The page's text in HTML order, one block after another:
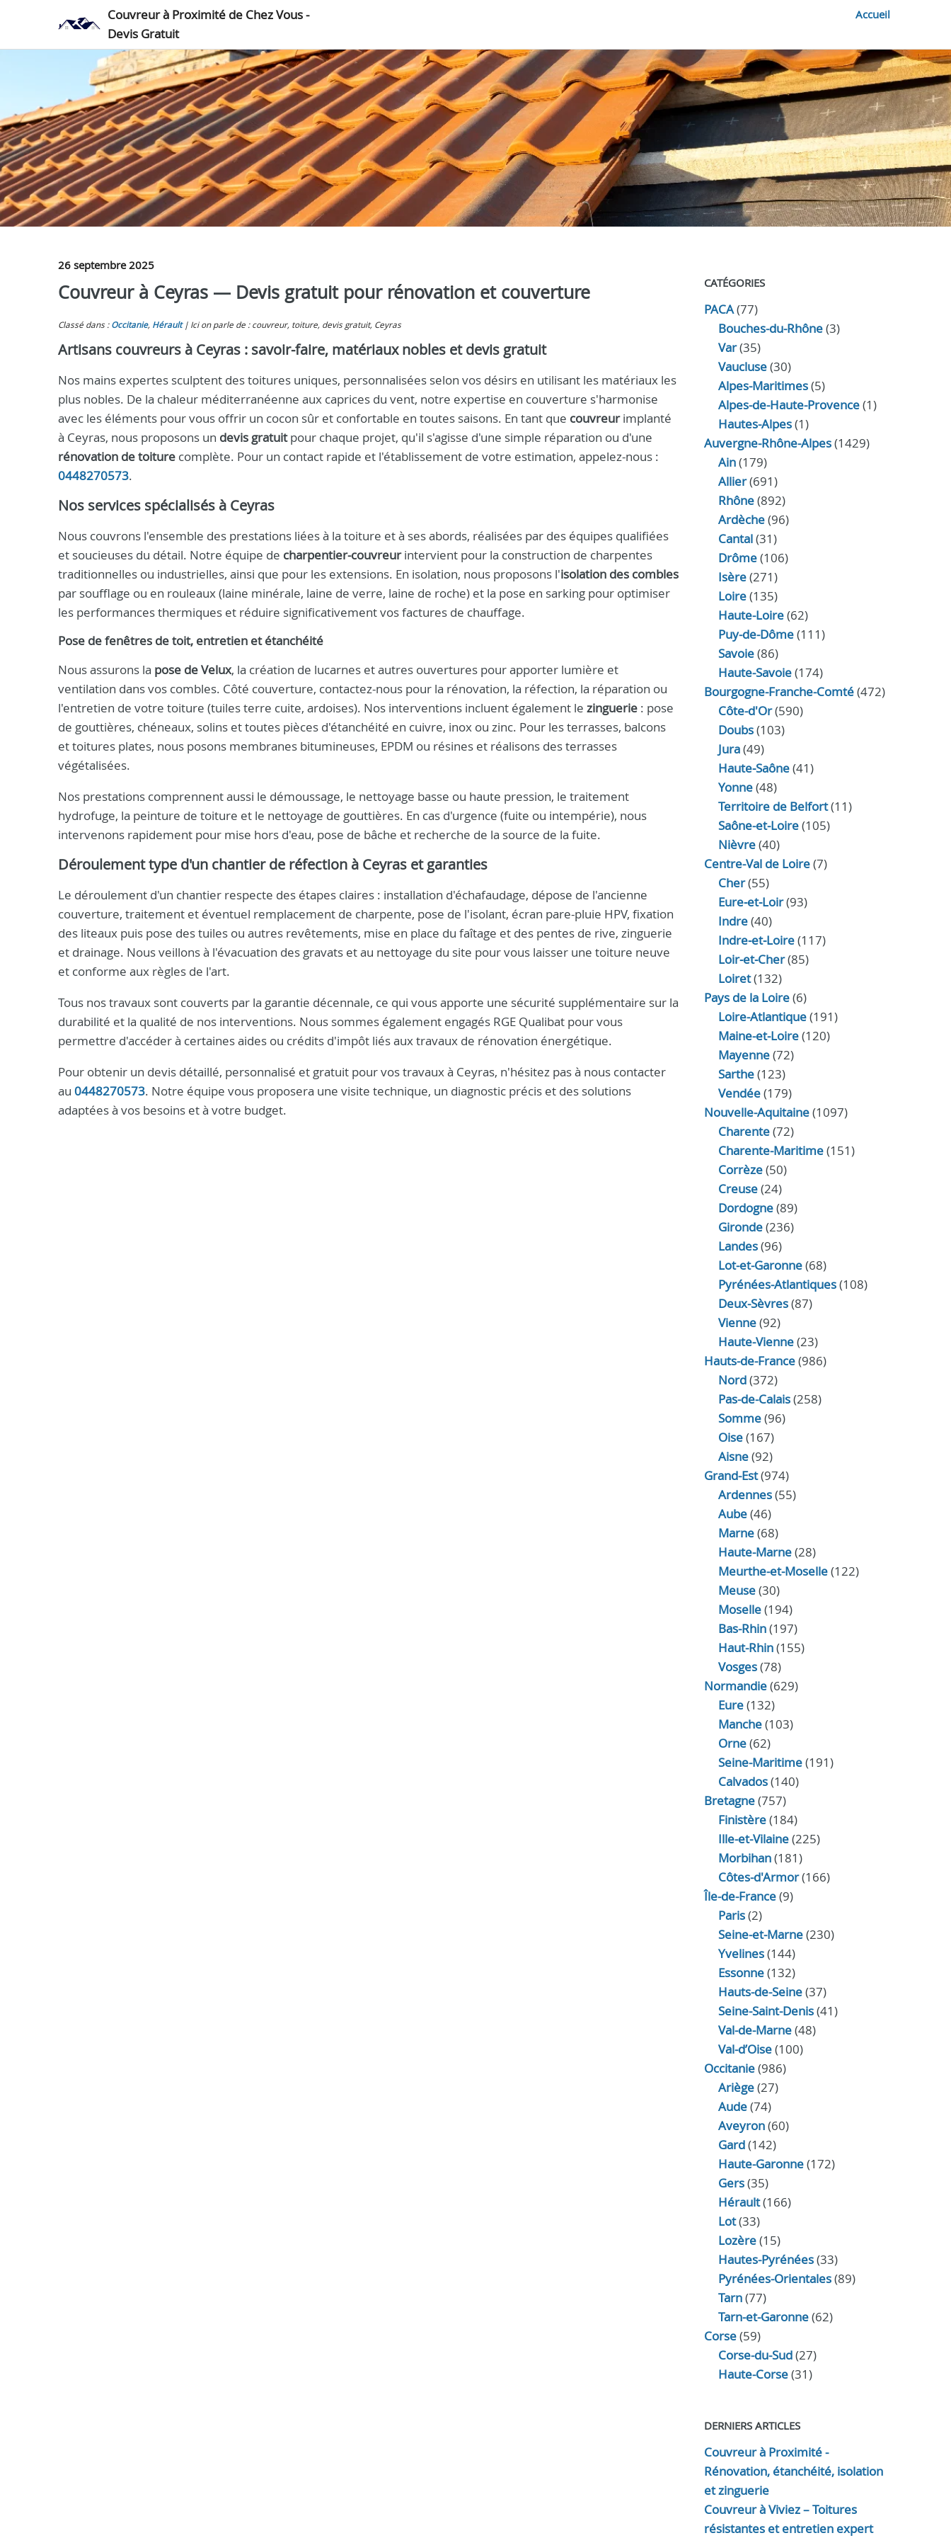
Couvreur à Proximité de Chez Vous -
Devis Gratuit
Accueil
26 septembre 2025
Couvreur à Ceyras — Devis gratuit pour rénovation et couverture
Classé dans : Occitanie, Hérault Ici on parle de : couvreur, toiture, devis gratuit, Ceyras
Artisans couvreurs à Ceyras : savoir-faire, matériaux nobles et devis gratuit
Nos mains expertes sculptent des toitures uniques, personnalisées selon vos désirs en utilisant les matériaux les
plus nobles. De la chaleur méditerranéenne aux caprices du vent, notre expertise en couverture s'harmonise
avec les éléments pour vous offrir un cocon sûr et confortable en toutes saisons. En tant que couvreurimplanté
à Ceyras, nous proposons un devis gratuitpour chaque projet, qu'il s'agisse d'une simple réparation ou d'une
rénovation de toiture complète. Pour un contact rapide et l'établissement de votre estimation, appelez-nous :
0448270573.
Nos services spécialisés à Ceyras
Nous couvrons l'ensemble des prestations liées à la toiture et à ses abords, réalisées par des équipes qualifiées
et soucieuses du détail. Notre équipe de charpentier-couvreurintervient pour la construction de charpentes
traditionnelles ou industrielles, ainsi que pour les extensions. En isolation, nous proposons l'isolation des combles
par soufflage ou en rouleaux (laine minérale, laine de verre, laine de roche) et la pose en sarking pour optimiser
les performances thermiques et réduire significativement vos factures de chauffage.
Pose de fenêtres de toit, entretien et étanchéité
Nous assurons la pose de Velux, la création de lucarnes et autres ouvertures pour apporter lumière et
ventilation dans vos combles. Côté couverture, contactez-nous pour la rénovation, la réfection, la réparation ou
l'entretien de votre toiture (tuiles terre cuite, ardoises). Nos interventions incluent également le zinguerie : pose
de gouttières, chéneaux, solins et toutes pièces d'étanchéité en cuivre, inox ou zinc. Pour les terrasses, balcons
et toitures plates, nous posons membranes bitumineuses, EPDM ou résines et réalisons des terrasses
végétalisées.
Nos prestations comprennent aussi le démoussage, le nettoyage basse ou haute pression, le traitement
hydrofuge, la peinture de toiture et le nettoyage de gouttières. En cas d'urgence (fuite ou intempérie), nous
intervenons rapidement pour mise hors d'eau, pose de bâche et recherche de la source de la fuite.
Déroulement type d'un chantier de réfection à Ceyras et garanties
Le déroulement d'un chantier respecte des étapes claires : installation d'échafaudage, dépose de l'ancienne
couverture, traitement et éventuel remplacement de charpente, pose de l'isolant, écran pare-pluie HPV, fixation
des liteaux puis pose des tuiles ou autres revêtements, mise en place du faîtage et des pentes de rive, zinguerie
et drainage. Nous veillons à l'évacuation des gravats et au nettoyage du site pour vous laisser une toiture neuve
et conforme aux règles de l'art.
Tous nos travaux sont couverts par la garantie décennale, ce qui vous apporte une sécurité supplémentaire sur la
durabilité et la qualité de nos interventions. Nous sommes également engagés RGE Qualibat pour vous
permettre d'accéder à certaines aides ou crédits d'impôt liés aux travaux de rénovation énergétique.
Pour obtenir un devis détaillé, personnalisé et gratuit pour vos travaux à Ceyras, n'hésitez pas à nous contacter
au 0448270573. Notre équipe vous proposera une visite technique, un diagnostic précis et des solutions
adaptées à vos besoins et à votre budget.
CATÉGORIES
PACA(77)
Bouches-du-Rhône(3)
Var(35)
Vaucluse(30)
Alpes-Maritimes(5)
Alpes-de-Haute-Provence(1)
Hautes-Alpes(1)
Auvergne-Rhône-Alpes(1429)
Ain(179)
Allier(691)
Rhône(892)
Ardèche(96)
Cantal(31)
Drôme(106)
Isère(271)
Loire(135)
Haute-Loire(62)
Puy-de-Dôme(111)
Savoie(86)
Haute-Savoie(174)
Bourgogne-Franche-Comté(472)
Côte-d'Or(590)
Doubs(103)
Jura(49)
Haute‑Saône(41)
Yonne(48)
Territoire de Belfort(11)
Saône-et-Loire(105)
Nièvre(40)
Centre-Val de Loire(7)
Cher(55)
Eure‑et‑Loir(93)
Indre(40)
Indre‑et‑Loire(117)
Loir‑et‑Cher(85)
Loiret(132)
Pays de la Loire(6)
Loire-Atlantique(191)
Maine-et-Loire(120)
Mayenne(72)
Sarthe(123)
Vendée(179)
Nouvelle-Aquitaine(1097)
Charente(72)
Charente-Maritime(151)
Corrèze(50)
Creuse(24)
Dordogne(89)
Gironde(236)
Landes(96)
Lot-et-Garonne(68)
Pyrénées-Atlantiques(108)
Deux-Sèvres(87)
Vienne(92)
Haute-Vienne(23)
Hauts-de-France(986)
Nord(372)
Pas-de-Calais(258)
Somme(96)
Oise(167)
Aisne(92)
Grand-Est(974)
Ardennes(55)
Aube(46)
Marne(68)
Haute-Marne(28)
Meurthe-et-Moselle(122)
Meuse(30)
Moselle(194)
Bas-Rhin(197)
Haut-Rhin(155)
Vosges(78)
Normandie(629)
Eure(132)
Manche(103)
Orne(62)
Seine-Maritime(191)
Calvados(140)
Bretagne(757)
Finistère(184)
Ille-et-Vilaine(225)
Morbihan(181)
Côtes-d'Armor(166)
Île-de-France(9)
Paris(2)
Seine-et-Marne(230)
Yvelines(144)
Essonne(132)
Hauts-de-Seine(37)
Seine-Saint-Denis(41)
Val-de-Marne(48)
Val-d’Oise(100)
Occitanie(986)
Ariège(27)
Aude(74)
Aveyron(60)
Gard(142)
Haute-Garonne(172)
Gers(35)
Hérault(166)
Lot(33)
Lozère(15)
Hautes-Pyrénées(33)
Pyrénées-Orientales(89)
Tarn(77)
Tarn-et-Garonne(62)
Corse(59)
Corse-du-Sud(27)
Haute-Corse(31)
DERNIERS ARTICLES
Couvreur à Proximité -
Rénovation, étanchéité, isolation
et zinguerie
Couvreur à Viviez – Toitures
résistantes et entretien expert